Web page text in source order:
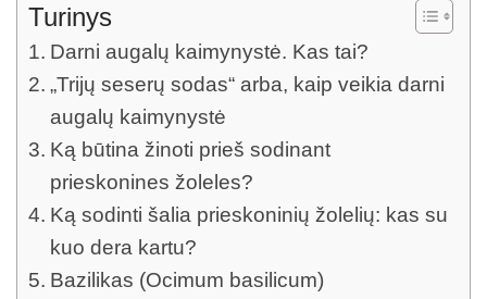
Turinys
Darni augalų kaimynystė. Kas tai?
„Trijų seserų sodas“ arba, kaip veikia darni
augalų kaimynystė
Ką būtina žinoti prieš sodinant
prieskonines žoleles?
Ką sodinti šalia prieskoninių žolelių: kas su
kuo dera kartu?
Bazilikas (Ocimum basilicum)